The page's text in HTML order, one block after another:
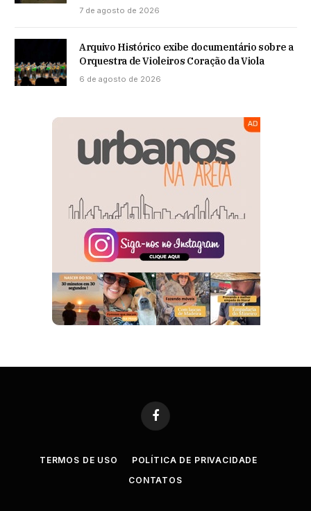
7 de agosto de 2026
Arquivo Histórico exibe documentário sobre a
Orquestra de Violeiros Coração da Viola
6 de agosto de 2026
Facebook
TERMOS DE USO
POLÍTICA DE PRIVACIDADE
CONTATOS